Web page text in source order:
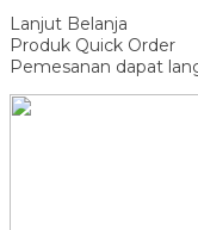
Lanjut Belanja
Produk Quick Order
Pemesanan dapat